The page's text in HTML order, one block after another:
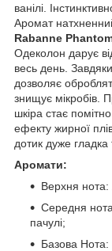
ванілі.
Аромат
Rabanne
Одеколон дарує
весь день.
дозволяє
знищує мікробів.
шкіра стає
ефекту жирної
дотик дуже гладка
Аромати:
Верхня
Середня
пачулі;
Базова Нота: